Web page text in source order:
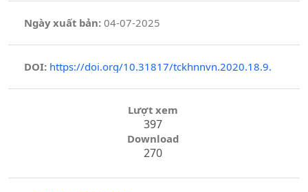
Ngày xuất bản: 04-07-2025
DOI: https://doi.org/10.31817/tckhnnvn.2020.18.9.
Lượt xem
397
Download
270